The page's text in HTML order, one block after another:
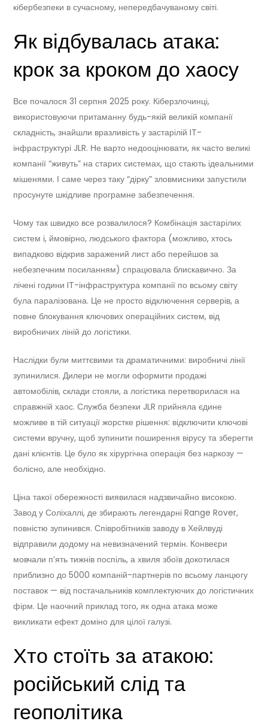
кібербезпеки в сучасному, непередбачуваному світі.
Як відбувалась атака:
крок за кроком до хаосу
Все почалося 31 серпня 2025 року. Кіберзлочинці,
використовуючи притаманну будь-якій великій компанії
складність, знайшли вразливість у застарілій IT-
інфраструктурі JLR. Не варто недооцінювати, як часто великі
компанії “живуть” на старих системах, що стають ідеальними
мішенями. І саме через таку “дірку” зловмисники запустили
просунуте шкідливе програмне забезпечення.
Чому так швидко все розвалилося? Комбінація застарілих
систем і, ймовірно, людського фактора (можливо, хтось
випадково відкрив заражений лист або перейшов за
небезпечним посиланням) спрацювала блискавично. За
лічені години IT-інфраструктура компанії по всьому світу
була паралізована. Це не просто відключення серверів, а
повне блокування ключових операційних систем, від
виробничих ліній до логістики.
Наслідки були миттєвими та драматичними: виробничі лінії
зупинилися. Дилери не могли оформити продажі
автомобілів, склади стояли, а логістика перетворилася на
справжній хаос. Служба безпеки JLR прийняла єдине
можливе в тій ситуації жорстке рішення: відключити ключові
системи вручну, щоб зупинити поширення вірусу та зберегти
дані клієнтів. Це було як хірургічна операція без наркозу —
болісно, але необхідно.
Ціна такої обережності виявилася надзвичайно високою.
Завод у Соліхаллі, де збирають легендарні Range Rover,
повністю зупинився. Співробітників заводу в Хейлвуді
відправили додому на невизначений термін. Конвеєри
мовчали п’ять тижнів поспіль, а хвиля збоїв докотилася
приблизно до 5000 компаній-партнерів по всьому ланцюгу
поставок — від постачальників комплектуючих до логістичних
фірм. Це наочний приклад того, як одна атака може
викликати ефект доміно для цілої галузі.
Хто стоїть за атакою:
російський слід та
геополітика